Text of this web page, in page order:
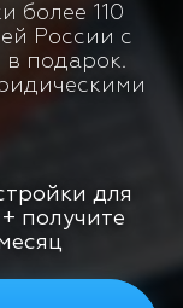
более 110
России с
в подарок.
для
получите